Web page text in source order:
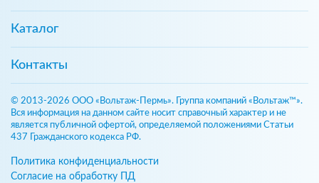
Каталог
Контакты
© 2013-2026 ООО «Вольтаж-Пермь». Группа компаний «Вольтаж™».
Вся информация на данном сайте носит справочный характер и не
является публичной офертой, определяемой положениями Статьи
437 Гражданского кодекса РФ.
Политика конфиденциальности
Согласие на обработку ПД